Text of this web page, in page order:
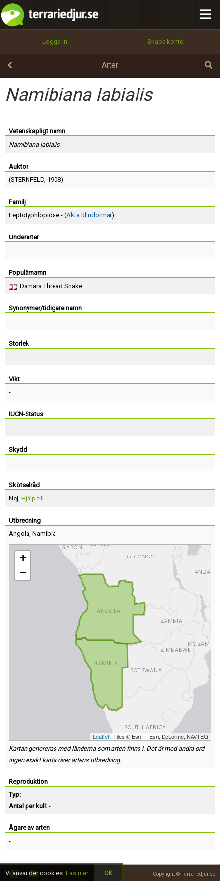
Logga in Skapa konto
Arter
Namibiana labialis
Vetenskapligt namn
Namibiana labialis
Auktor
(STERNFELD, 1908)
Familj
Leptotyphlopidae - (Äkta blindormar)
Underarter
-
Populärnamn
Damara Thread Snake
Synonymer/tidigare namn
Storlek
Vikt
-
IUCN-Status
-
Skydd
Skötselråd
Nej, Hjälp till
Utbredning
Angola, Namibia
+
−
Leaflet | Tiles © Esri — Esri, DeLorme, NAVTEQ
Kartan genereras med länderna som arten finns i. Det är med andra ord
ingen exakt karta över artens utbredning.
Reproduktion
Typ: -
Antal per kull: -
Ägare av arten
-
Copyright © Terrariedjur.se
Utför
100%
OK
integritetspolicy
Namn:
Epost:
Lösenord:
Terms of Service
Skapa konto
Begär nytt lösenord
Tillbaka till förstasidan
Vi använder cookies. Läs mer OK